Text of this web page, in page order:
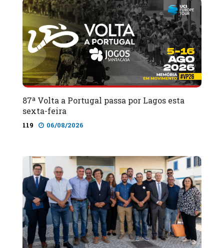
87ª Volta a Portugal passa por Lagos esta
sexta-feira
119 06/08/2026